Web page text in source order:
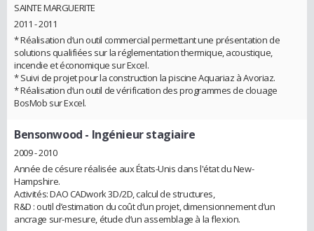
SAINTE MARGUERITE
2011 - 2011
* Réalisation d’un outil commercial permettant une présentation de
solutions qualifiées sur la réglementation thermique, acoustique,
incendie et économique sur Excel.
* Suivi de projet pour la construction la piscine Aquariaz à Avoriaz.
* Réalisation d’un outil de vérification des programmes de clouage
BosMob sur Excel.
Bensonwood - Ingénieur stagiaire
2009 - 2010
Année de césure réalisée aux États-Unis dans l'état du New-
Hampshire.
Activités: DAO CADwork 3D/2D, calcul de structures,
R&D : outil d’estimation du coût d’un projet, dimensionnement d’un
ancrage sur-mesure, étude d’un assemblage à la flexion.